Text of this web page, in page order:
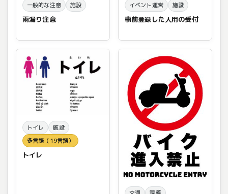
一般的な注意 施設
雨漏り注意
イベント運営 施設
事前登録した人用の受付
トイレ
施設
多言語（19言語）
トイレ